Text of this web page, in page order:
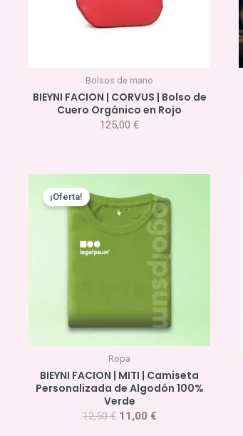
Bolsos de mano
BIEYNI FACION | CORVUS | Bolso de
Cuero Orgánico en Rojo
125,00 €
¡Oferta!
Ropa
BIEYNI FACION | MITI | Camiseta
Personalizada de Algodón 100%
Verde
12,50€
precio
original
12,50 €.
11,00 €
precio
actual
es:
11,00 €.